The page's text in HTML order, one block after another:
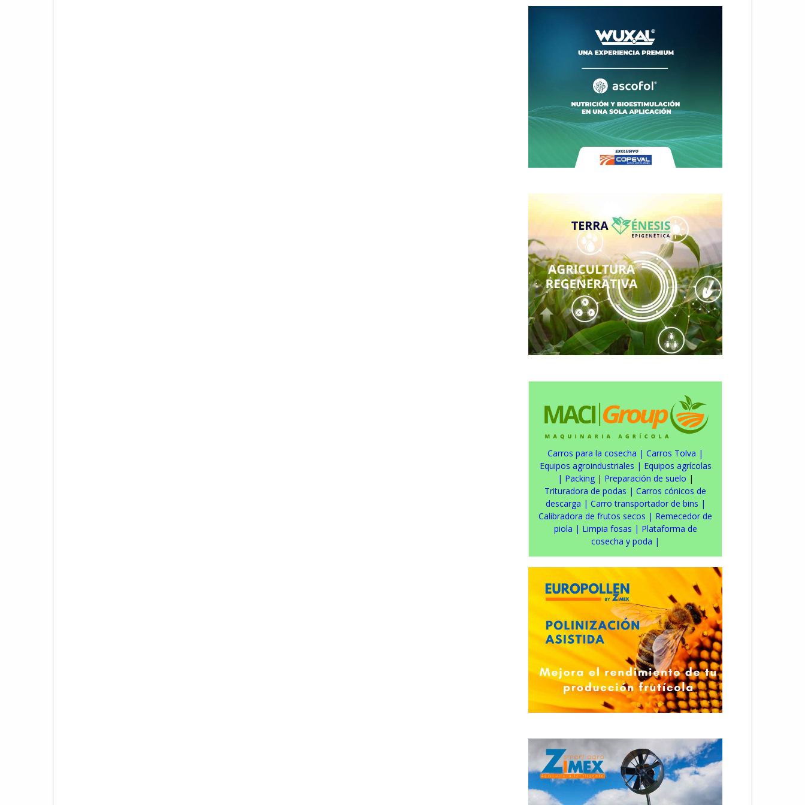
Carros para la cosecha | Carros Tolva |
Equipos agroindustriales | Equipos agrícolas
| Packing| Preparación de suelo |
Trituradora de podas | Carros cónicos de
descarga | Carro transportador de bins |
Calibradora de frutos secos | Remecedor de
piola | Limpia fosas | Plataforma de
cosecha y poda |